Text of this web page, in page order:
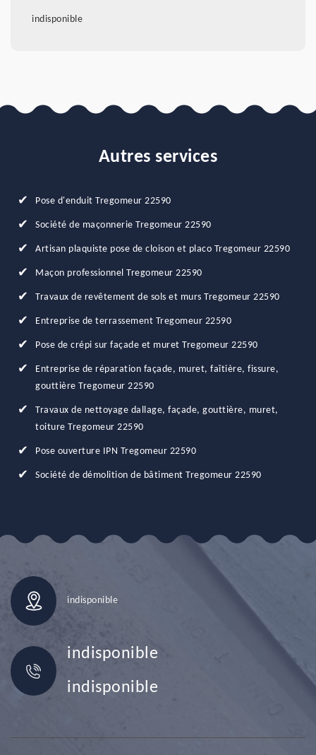
indisponible
Autres services
Pose d'enduit Tregomeur 22590
Société de maçonnerie Tregomeur 22590
Artisan plaquiste pose de cloison et placo Tregomeur 22590
Maçon professionnel Tregomeur 22590
Travaux de revêtement de sols et murs Tregomeur 22590
Entreprise de terrassement Tregomeur 22590
Pose de crépi sur façade et muret Tregomeur 22590
Entreprise de réparation façade, muret, faîtière, fissure,
gouttière Tregomeur 22590
Travaux de nettoyage dallage, façade, gouttière, muret,
toiture Tregomeur 22590
Pose ouverture IPN Tregomeur 22590
Société de démolition de bâtiment Tregomeur 22590
indisponible
indisponible
indisponible